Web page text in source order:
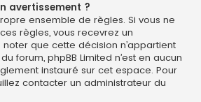
avertissement ?
ensemble de règles. Si vous ne
règles, vous recevrez un
que cette décision n’appartient
forum, phpBB Limited n’est en aucun
instauré sur cet espace. Pour
contacter un administrateur du